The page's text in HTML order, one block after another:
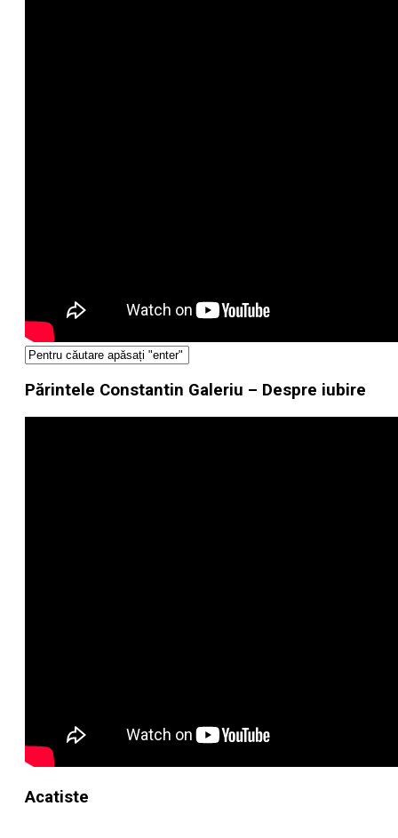
Părintele Constantin Galeriu – Despre iubire
Acatiste